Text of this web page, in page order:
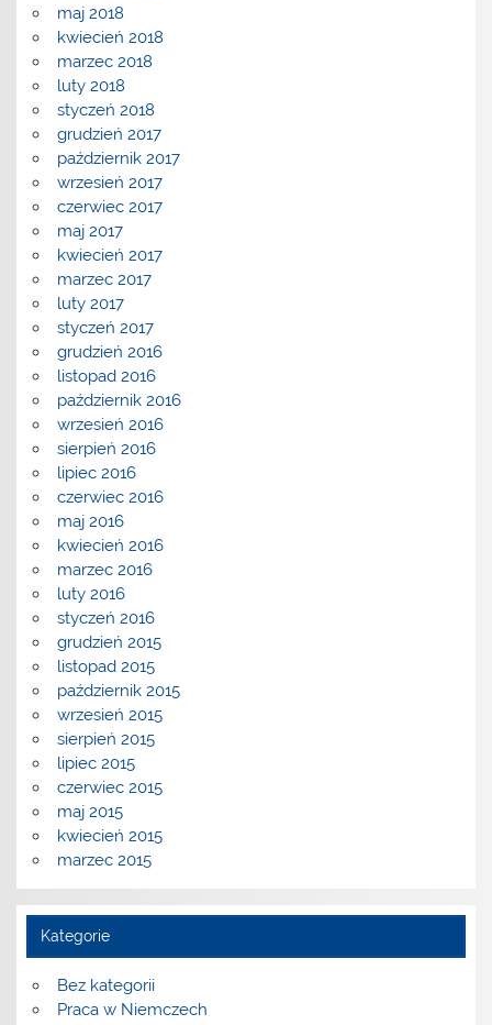
maj 2018
kwiecień 2018
marzec 2018
luty 2018
styczeń 2018
grudzień 2017
październik 2017
wrzesień 2017
czerwiec 2017
maj 2017
kwiecień 2017
marzec 2017
luty 2017
styczeń 2017
grudzień 2016
listopad 2016
październik 2016
wrzesień 2016
sierpień 2016
lipiec 2016
czerwiec 2016
maj 2016
kwiecień 2016
marzec 2016
luty 2016
styczeń 2016
grudzień 2015
listopad 2015
październik 2015
wrzesień 2015
sierpień 2015
lipiec 2015
czerwiec 2015
maj 2015
kwiecień 2015
marzec 2015
Kategorie
Bez kategorii
Praca w Niemczech